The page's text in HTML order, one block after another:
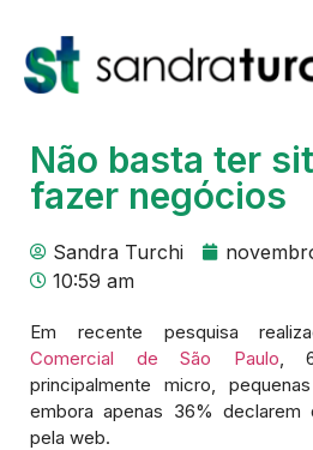
Não basta ter
fazer negócios
Sandra Turchi
10:59 am
Em recente pesquisa
Comercial de São Paulo ,
principalmente micro,
embora apenas 36% declarem
pela web.